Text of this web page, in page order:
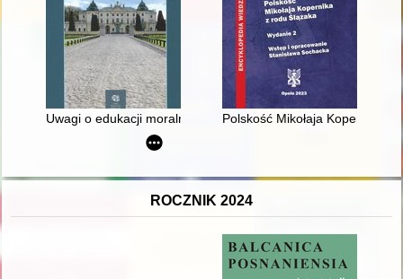
Uwagi o edukacji moralnej synów szlacheckich w XVI-
Polskość Mikołaja Kopernika z
ROCZNIK 2024